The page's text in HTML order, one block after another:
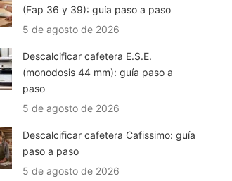
(Fap 36 y 39): guía paso a paso
5 de agosto de 2026
Descalcificar cafetera E.S.E.
(monodosis 44 mm): guía paso a
paso
5 de agosto de 2026
Descalcificar cafetera Cafissimo: guía
paso a paso
5 de agosto de 2026